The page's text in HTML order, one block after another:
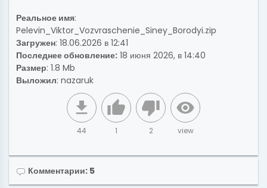
Реальное имя:
Pelevin_Viktor_Vozvraschenie_Siney_Borodyi.zip
Загружен: 18.06.2026 в 12:41
Последнее обновление: 18 июня 2026, в 14:40
Размер: 1.8 Mb
Выложил: nazaruk
44 1 2 view
Комментарии: 5